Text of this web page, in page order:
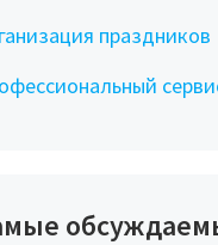
праздников